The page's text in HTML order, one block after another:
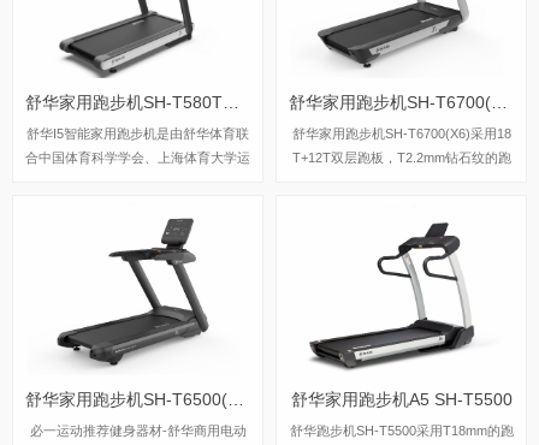
舒华I5智能家用跑步机是由舒华体育联
合中国体育科学学会、上海体育大学运
国际科学跑步研究理论，能够针对不同
用户进行运动能力测试，并根据测试结
果生成因人而异的有氧运动处方。这意
味着每个用户都能得到一个适合自己的
运动方案，从而更好地达到运动效果。
这一创新技术可以确保用户在运动过程
中能够保持在最佳的区间状态，从而提
高运动安全性和有效性。
舒华家用跑步机SH-T6700(X6)采用18
T+12T双层跑板，T2.2mm钻石纹的跑
心率感应和无线心率感应等多种方式获
取数据，跑步面积达520×1450mm，可
承受130kg的使用者使用。
必一运动推荐健身器材-舒华商用电动
舒华家用跑步机A5 SH-T5500
舒华跑步机SH-T5500采用T18mm的跑